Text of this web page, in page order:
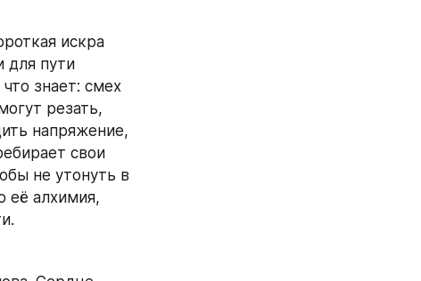
искра
для пути
знает: смех
резать,
напряжение,
свои
не утонуть в
её алхимия,